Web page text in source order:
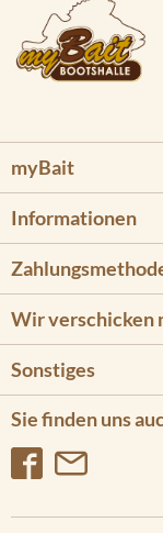
myBait
Informationen
Sie finden uns
Wir verschicken
Sonstiges